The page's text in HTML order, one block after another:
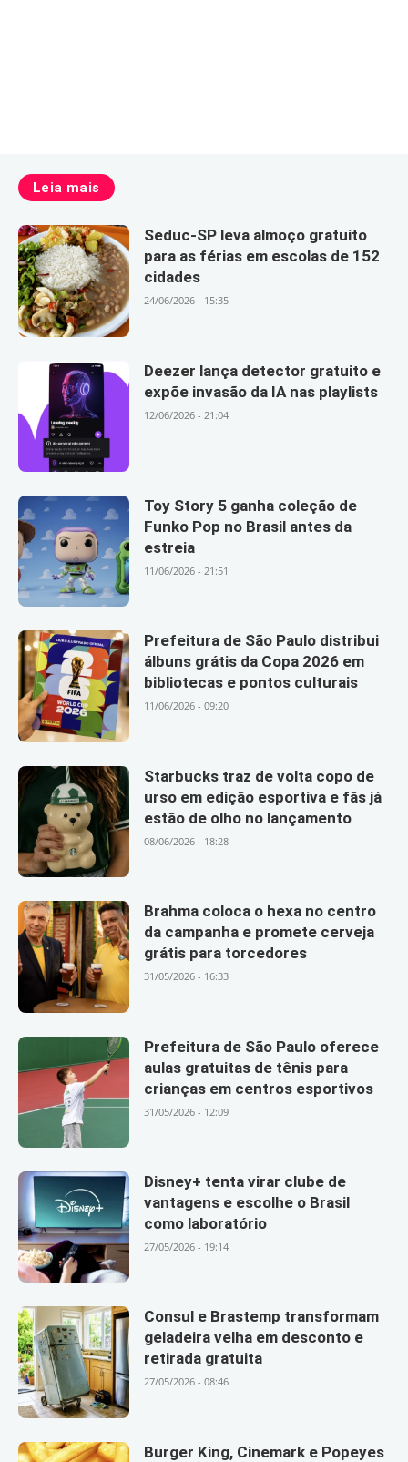
Leia mais
Seduc-SP leva almoço gratuito
para as férias em escolas de 152
cidades
24/06/2026 - 15:35
Deezer lança detector gratuito e
expõe invasão da IA nas playlists
12/06/2026 - 21:04
Toy Story 5 ganha coleção de
Funko Pop no Brasil antes da
estreia
11/06/2026 - 21:51
Prefeitura de São Paulo distribui
álbuns grátis da Copa 2026 em
bibliotecas e pontos culturais
11/06/2026 - 09:20
Starbucks traz de volta copo de
urso em edição esportiva e fãs já
estão de olho no lançamento
08/06/2026 - 18:28
Brahma coloca o hexa no centro
da campanha e promete cerveja
grátis para torcedores
31/05/2026 - 16:33
Prefeitura de São Paulo oferece
aulas gratuitas de tênis para
crianças em centros esportivos
31/05/2026 - 12:09
Disney+ tenta virar clube de
vantagens e escolhe o Brasil
como laboratório
27/05/2026 - 19:14
Consul e Brastemp transformam
geladeira velha em desconto e
retirada gratuita
27/05/2026 - 08:46
Burger King, Cinemark e Popeyes